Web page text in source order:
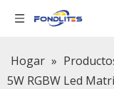
Hogar »
5W RGBW Led